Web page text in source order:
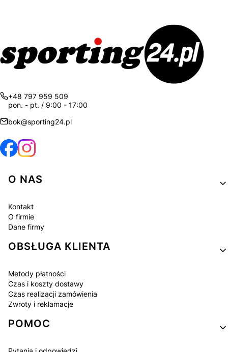
+48 797 959 509
pon. - pt. / 9:00 - 17:00
bok@sporting24.pl
Linki w stopce
O NAS
Kontakt
O firmie
Dane firmy
OBSŁUGA KLIENTA
Metody płatności
Czas i koszty dostawy
Czas realizacji zamówienia
Zwroty i reklamacje
POMOC